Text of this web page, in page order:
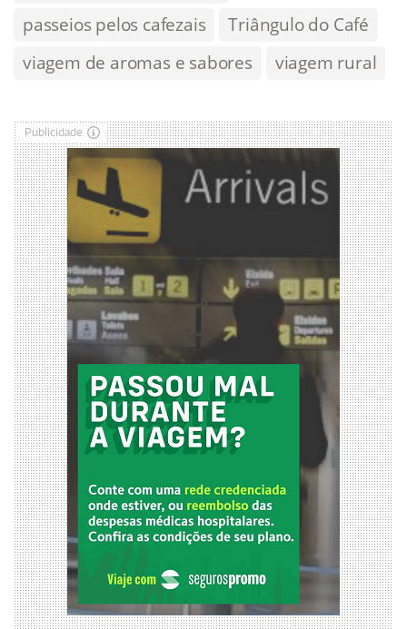
passeios pelos cafezais
Triângulo do Café
viagem de aromas e sabores
viagem rural
Publicidade